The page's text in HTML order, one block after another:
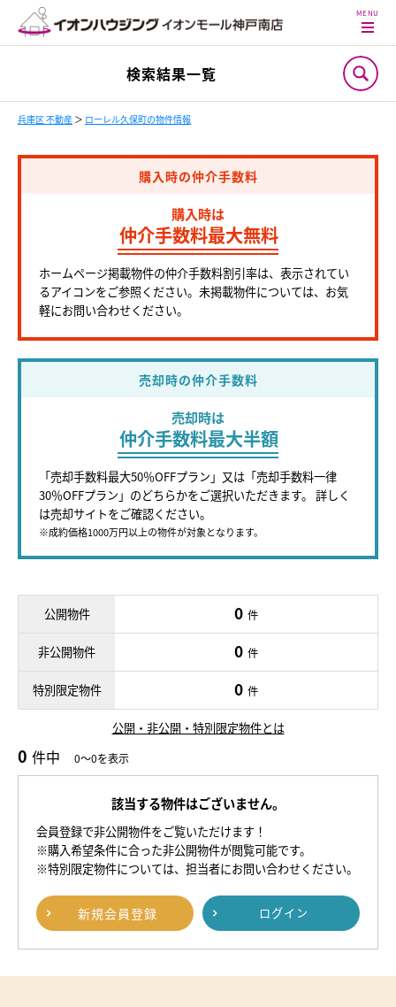
検索結果一覧
兵庫区 不動産 ＞ ローレル久保町の物件情報
購入時の仲介手数料
購入時は
仲介手数料最大無料
ホームページ掲載物件の仲介手数料割引率は、表示されてい
るアイコンをご参照ください。未掲載物件については、お気
軽にお問い合わせください。
売却時の仲介手数料
売却時は
仲介手数料最大半額
「売却手数料最大50％OFFプラン」又は「売却手数料一律
30％OFFプラン」のどちらかをご選択いただきます。 詳しく
は売却サイトをご確認ください。
※成約価格1000万円以上の物件が対象となります。
公開物件 0 件
非公開物件 0 件
特別限定物件 0 件
公開・非公開・特別限定物件とは
0 件中 0～0を表示
該当する物件はございません。
会員登録で非公開物件をご覧いただけます！
※購入希望条件に合った非公開物件が閲覧可能です。
※特別限定物件については、担当者にお問い合わせください。
新規会員登録 ログイン